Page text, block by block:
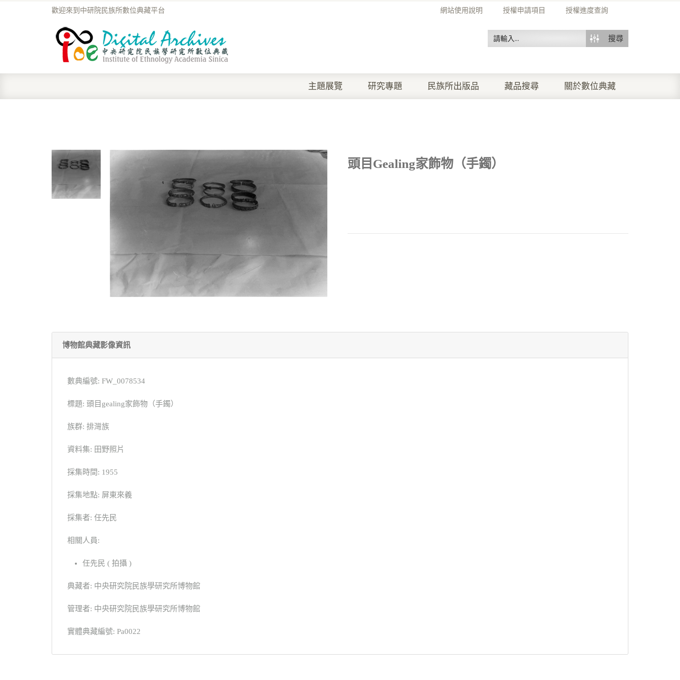
網站使用說明 授權申請項目 授權進度查詢
歡迎來到中研院民族所數位典藏平台
搜尋
主題展覽 研究專題 民族所出版品 藏品搜尋 關於數位典藏
頭目gealing家飾物（手鐲）
博物館典藏影像資訊
數典編號: FW_0078534
標題: 頭目gealing家飾物（手鐲）
族群: 排灣族
資料集: 田野照片
採集時間: 1955
採集地點: 屏東來義
採集者: 任先民
相關人員:
任先民 ( 拍攝 )
典藏者: 中央研究院民族學研究所博物館
管理者: 中央研究院民族學研究所博物館
實體典藏編號: Pa0022